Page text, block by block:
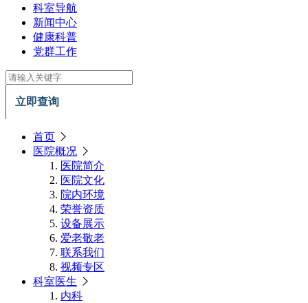
科室导航
新闻中心
健康科普
党群工作
立即查询
首页
医院概况
医院简介
医院文化
院内环境
荣誉资质
设备展示
爱老敬老
联系我们
视频专区
科室医生
内科